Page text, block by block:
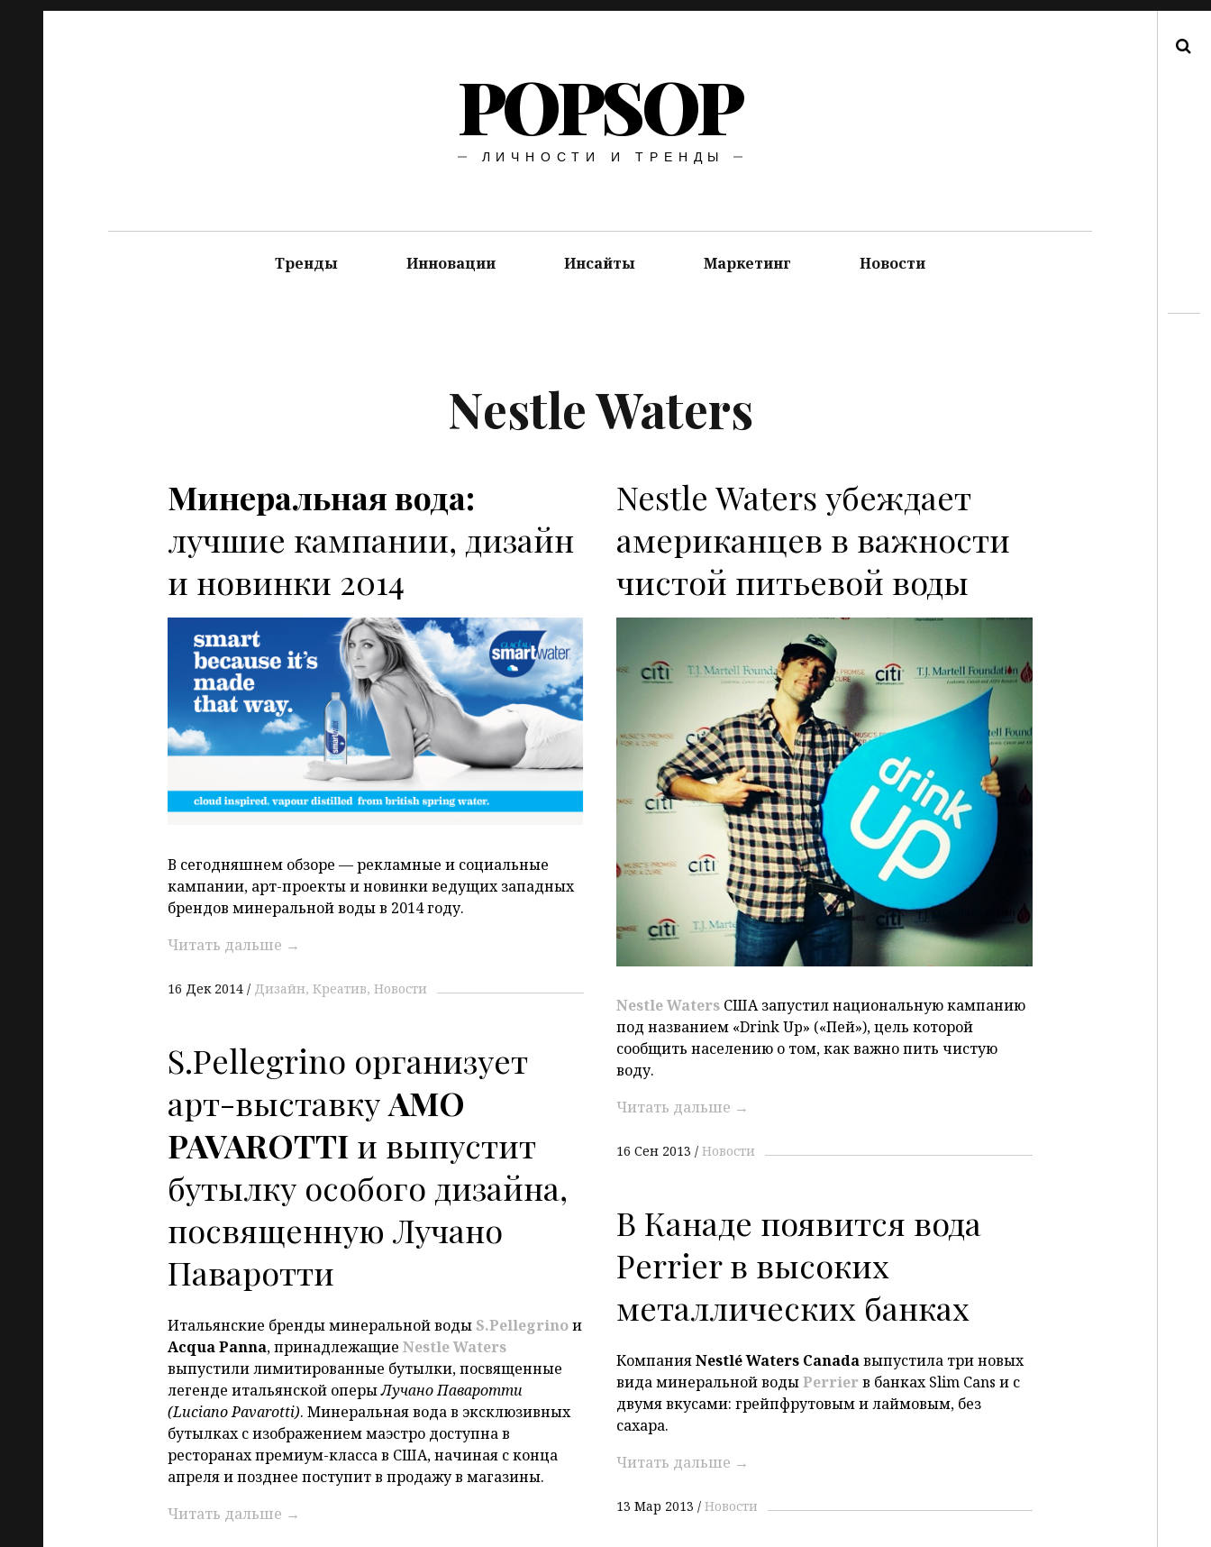
POPSOP
ЛИЧНОСТИ И ТРЕНДЫ
Тренды Инновации Инсайты Маркетинг Новости
Nestle Waters
Минеральная вода:
лучшие кампании, дизайн
и новинки 2014
P
В сегодняшнем обзоре — рекламные и социальные
кампании, арт-проекты и новинки ведущих западных
брендов минеральной воды в 2014 году.
Читать дальше →
16 Дек 2014 Дизайн Креатив Новости
Nestle Waters убеждает
американцев в важности
чистой питьевой воды
P
Nestle Waters США запустил национальную кампанию
под названием «Drink Up» («Пей»), цель которой
сообщить населению о том, как важно пить чистую
воду.
Читать дальше →
16 Сен 2013 Новости
S.Pellegrino организует
арт-выставкуAMO
PAVAROTTI и выпустит
бутылку особого дизайна,
посвященную Лучано
ПавароттиP
Итальянские бренды минеральной водыS.Pellegrinoи
AcquaPanna, принадлежащие Nestle Waters
выпустили лимитированные бутылки, посвященные
легенде итальянской оперыЛучано Паваротти
(Luciano Pavarotti). Минеральная вода в эксклюзивных
бутылках с изображением маэстро доступна в
ресторанах премиум-класса в США, начиная с конца
апреля и позднее поступит в продажу в магазины.
Читать дальше →
В Канаде появится вода
Perrier в высоких
металлических банках
P
КомпанияNestléWaters Canadaвыпустила три новых
вида минеральной водыPerrierв банках Slim Cans и с
двумя вкусами: грейпфрутовым и лаймовым, без
сахара.
Читать дальше →
13 Мар 2013 Новости